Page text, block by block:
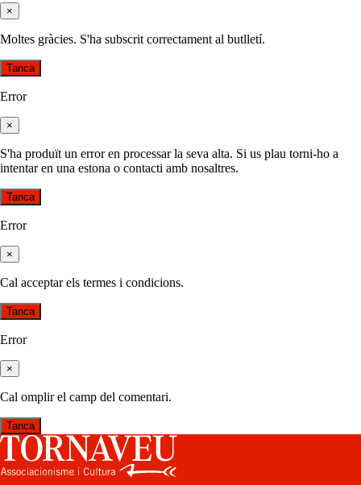
×
Moltes gràcies. S'ha subscrit correctament al butlletí.
Tanca
Error
×
S'ha produït un error en processar la seva alta. Si us plau torni-ho a
intentar en una estona o contacti amb nosaltres.
Tanca
Error
×
Cal acceptar els termes i condicions.
Tanca
Error
×
Cal omplir el camp del comentari.
Tanca